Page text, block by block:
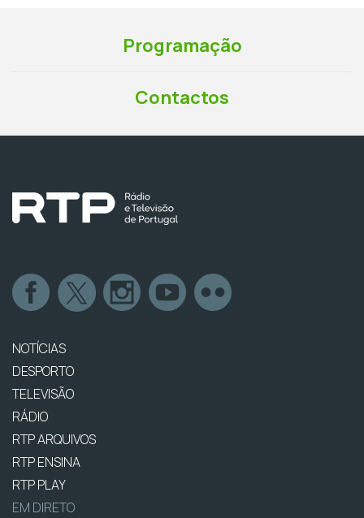
Programação
Contactos
NOTÍCIAS
DESPORTO
TELEVISÃO
RÁDIO
RTP ARQUIVOS
RTP ENSINA
RTP PLAY
EM DIRETO